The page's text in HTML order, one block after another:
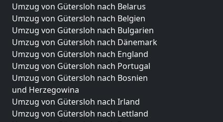
Umzug von Gütersloh nach Belarus
Umzug von Gütersloh nach Belgien
Umzug von Gütersloh nach Bulgarien
Umzug von Gütersloh nach Dänemark
Umzug von Gütersloh nach England
Umzug von Gütersloh nach Portugal
Umzug von Gütersloh nach Bosnien
und Herzegowina
Umzug von Gütersloh nach Irland
Umzug von Gütersloh nach Lettland